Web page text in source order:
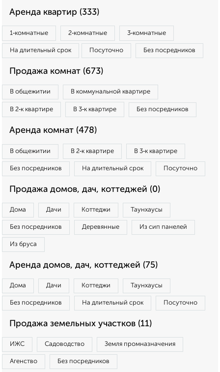
Аренда квартир (333)
1‑комнатные 2‑комнатные 3‑комнатные
На длительный срок Посуточно Без посредников
Продажа комнат (673)
В общежитии В коммунальной квартире
В 2‑к квартире В 3‑к квартире Без посредников
Аренда комнат (478)
В общежитии В 2‑к квартире В 3‑к квартире
Без посредников На длительный срок Посуточно
Продажа домов, дач, коттеджей (0)
Дома Дачи Коттеджи Таунхаусы
Без посредников Деревянные Из сип панелей
Из бруса
Аренда домов, дач, коттеджей (75)
Дома Дачи Коттеджи Таунхаусы
Без посредников На длительный срок Посуточно
Продажа земельных участков (11)
ИЖС Садоводство Земля промназначения
Агенство Без посредников